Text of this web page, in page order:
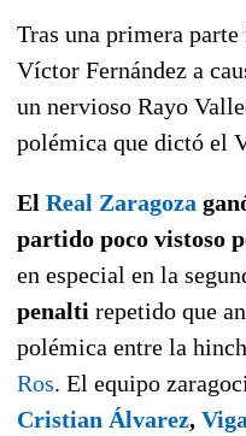
Tras una primera
Víctor Fernández a
un nervioso Rayo
polémica que dictó el
El Real Zaragoza
partido poco vistoso
en especial en la
penalti repetido que
polémica entre la
Ros. El equipo
Cristian Álvarez,